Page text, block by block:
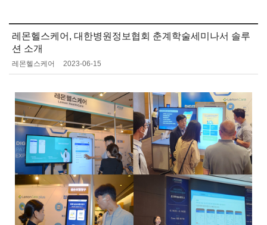
레몬헬스케어, 대한병원정보협회 춘계학술세미나서 솔루
션 소개
레몬헬스케어 2023-06-15